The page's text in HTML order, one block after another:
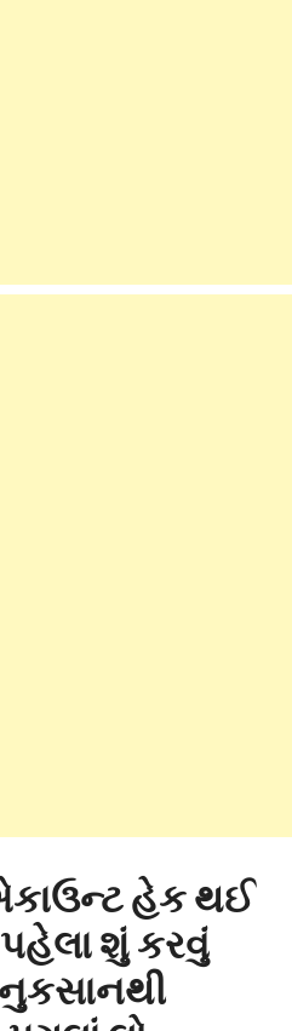
હેક થઈ
શું કરવું